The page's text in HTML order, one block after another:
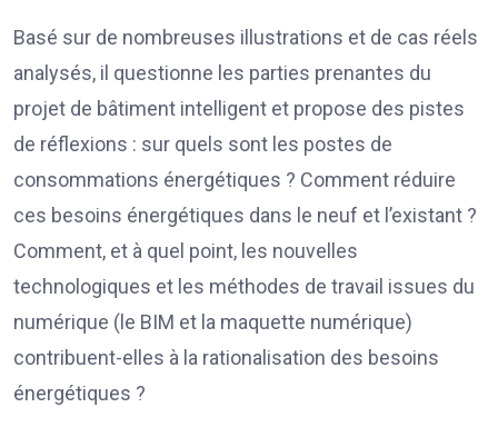
Basé sur de nombreuses illustrations et de cas réels
analysés, il questionne les parties prenantes du
projet de bâtiment intelligent et propose des pistes
de réflexions : sur quels sont les postes de
consommations énergétiques ? Comment réduire
ces besoins énergétiques dans le neuf et l’existant ?
Comment, et à quel point, les nouvelles
technologiques et les méthodes de travail issues du
numérique (le BIM et la maquette numérique)
contribuent-elles à la rationalisation des besoins
énergétiques ?